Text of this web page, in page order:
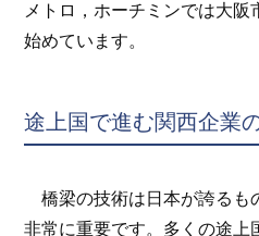
メトロ，ホーチミンでは大
始めています。
途上国で進む関西企業
橋梁の技術は日本が誇るも
非常に重要です。多くの途上